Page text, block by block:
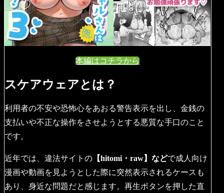
本編はコチラから
スケアウェアとは？
利用者の不安や恐怖心をあおる警告表示を出し、金銭の
支払いや不正な操作をさせようとする悪質な手口のこと
です。
近年では、違法サイトの 【hitomi・raw】などで成人向け
漫画や動画を見ようとした際に突然表示されるケースも
あり、身近な問題だと感じます。再生ボタンを押した直